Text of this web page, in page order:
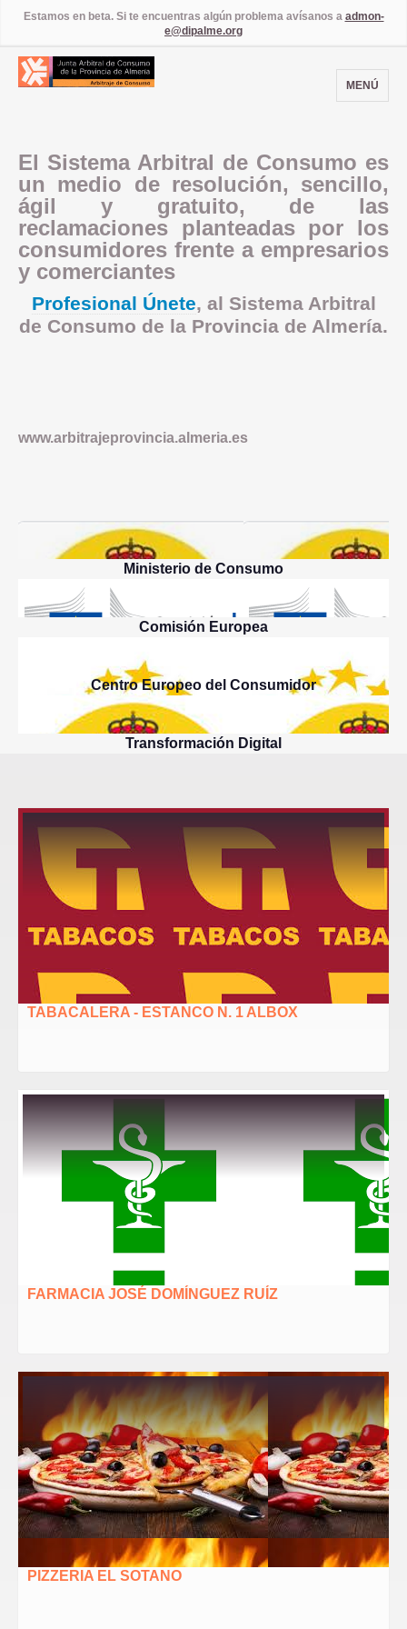
Estamos en beta. Si te encuentras algún problema avísanos a admon-
e@dipalme.org
MENÚ
El Sistema Arbitral de Consumo es
un medio de resolución, sencillo,
ágil y gratuito, de las
reclamaciones planteadas por los
consumidores frente a empresarios
y comerciantes
Profesional Únete, al Sistema Arbitral
de Consumo de la Provincia de Almería.
www.arbitrajeprovincia.almeria.es
Ministerio de Consumo
Comisión Europea
Centro Europeo del Consumidor
Transformación Digital
TABACALERA - ESTANCO N. 1 ALBOX
FARMACIA JOSÉ DOMÍNGUEZ RUÍZ
PIZZERIA EL SOTANO